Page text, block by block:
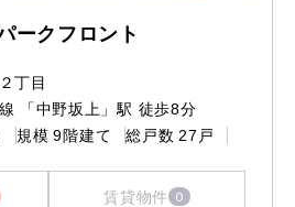
ークフロント
丁目
「中野坂上」駅 徒歩8分
規模 9階建て 総戸数 27戸
賃貸物件 0